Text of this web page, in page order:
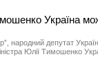
Україна
народний депутат
Юлії Тимошенко